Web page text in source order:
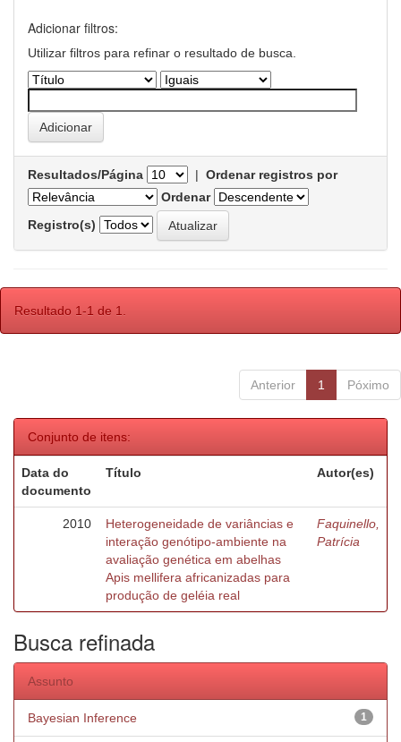
Adicionar filtros:
Utilizar filtros para refinar o resultado de busca.
Resultados/Página | Ordenar registros por
Ordenar
Registro(s)
Resultado 1-1 de 1.
Anterior 1 Póximo
Conjunto de itens:
Data do
documento
Título Autor(es)
2010
Heterogeneidade de variâncias e
interação genótipo-ambiente na
avaliação genética em abelhas
Apis mellifera africanizadas para
produção de geléia real
Faquinello,
Patrícia
Busca refinada
Assunto
1
Bayesian Inference